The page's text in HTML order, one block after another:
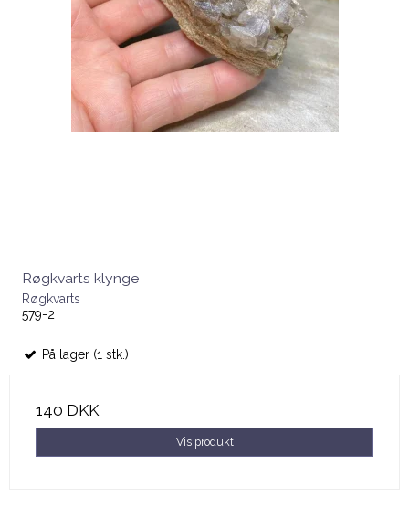
Røgkvarts klynge
Røgkvarts
579-2
På lager (1 stk.)
140 DKK
Vis produkt